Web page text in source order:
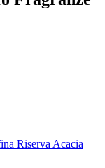
Riserva Acacia